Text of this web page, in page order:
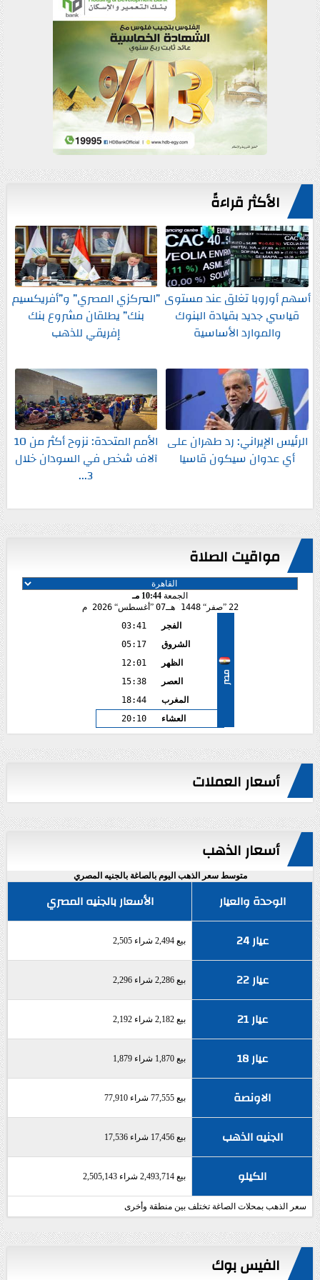
الأكثر قراءةً
أسهم أوروبا تغلق عند مستوى
قياسي جديد بقيادة البنوك
والموارد الأساسية
”المركزي المصري” و”أفريكسيم
بنك” يطلقان مشروع بنك
إفريقي للذهب
الرئيس الإيراني: رد طهران على
أي عدوان سيكون قاسيا
الأمم المتحدة: نزوح أكثر من 10
آلاف شخص في السودان خلال
3...
مواقيت الصلاة
الجمعة 10:44 مـ
22
صفر 1448 هـ 07 أغسطس 2026 م
مصر
الفجر
03:41
الشروق
05:17
الظهر
12:01
العصر
15:38
المغرب
18:44
العشاء
20:10
أسعار العملات
أسعار الذهب
متوسط سعر الذهب اليوم بالصاغة بالجنيه المصري
الوحدة والعيار
الأسعار بالجنيه المصري
عيار 24
بيع 2,494 شراء 2,505
عيار 22 بيع 2,286 شراء 2,296
عيار 21 بيع 2,182 شراء 2,192
عيار 18 بيع 1,870 شراء 1,879
الاونصة بيع 77,555 شراء 77,910
الجنيه الذهب بيع 17,456 شراء 17,536
الكيلو بيع 2,493,714 شراء 2,505,143
سعر الذهب بمحلات الصاغة تختلف بين منطقة وأخرى
الفيس بوك